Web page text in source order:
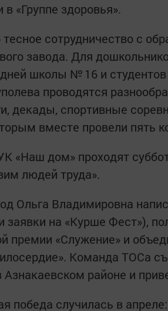
в «Группе здоровья».
тесное сотрудничество с
завода. Для
школы № 16 и
проводятся
декады, спортивные
вместе провели пять
«Наш дом» проходят
людей труда».
Ольга Владимировна
заявки на «Курше Фест»),
премии «Служение» и
Команда ТОСа
Азнакаевском районе и
победа случилась в